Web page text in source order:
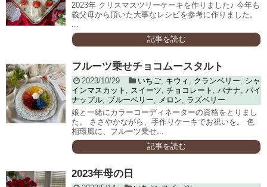
2023年 クリスマスツリーケーキを作りました♪ 今年も
義父母から頂いた大事なレシピを参考に作りました。
...
記事を読む
フルーツ乗せチョコムースタルト
2023/10/29 いちご, キウィ , クランベリー, シャ
インマスカット , スイーツ, チョコレート , バナナ, パイ
ナップル, ブルーベリー, メロン, ラズベリー
娘と一緒にカラーコーディネーターの資格をとりまし
た。 ささやかながら、手作りケーキでお祝いを。 色
相環風に、フルーツ乗せ...
記事を読む
2023年母の日